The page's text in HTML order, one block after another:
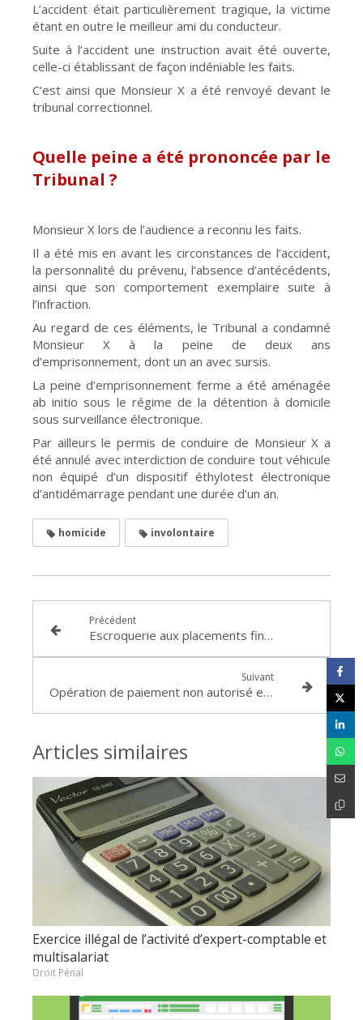
L’accident était particulièrement tragique, la victime
étant en outre le meilleur ami du conducteur.
Suite à l’accident une instruction avait été ouverte,
celle-ci établissant de façon indéniable les faits.
C’est ainsi que Monsieur X a été renvoyé devant le
tribunal correctionnel.
Quelle peine a été prononcée par le
Tribunal ?
Monsieur X lors de l’audience a reconnu les faits.
Il a été mis en avant les circonstances de l’accident,
la personnalité du prévenu, l’absence d’antécédents,
ainsi que son comportement exemplaire suite à
l’infraction.
Au regard de ces éléments, le Tribunal a condamné
Monsieur X à la peine de deux ans
d’emprisonnement, dont un an avec sursis.
La peine d’emprisonnement ferme a été aménagée
ab initio sous le régime de la détention à domicile
sous surveillance électronique.
Par ailleurs le permis de conduire de Monsieur X a
été annulé avec interdiction de conduire tout véhicule
non équipé d’un dispositif éthylotest électronique
d’antidémarrage pendant une durée d’un an.
homicide involontaire
Précédent
Escroquerie aux placements financiers : Condamnation de REVOLUT pour négligence (TJ de TOULON, 2 chambre, 6 avril 2023, RG 22/01342)
Suivant
Opération de paiement non autorisé et falsification de l’IBAN par un escroc, condamnation de la Banque postale : Chambre commerciale, 1er juin 2023, FB, n°21-19.289)
Articles similaires
Exercice illégal de l’activité d’expert-comptable et
multisalariat
Droit Pénal